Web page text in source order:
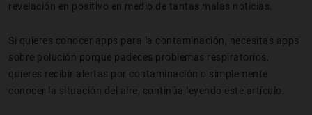
revelación en positivo en medio de tantas malas noticias.
Si quieres conocer apps para la contaminación, necesitas apps
sobre polución porque padeces problemas respiratorios,
quieres recibir alertas por contaminación o simplemente
conocer la situación del aire, continúa leyendo este artículo.